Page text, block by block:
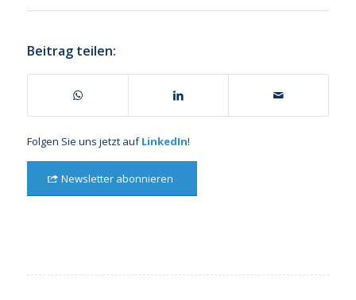
Beitrag teilen:
Folgen Sie uns jetzt aufLinkedIn!
Newsletter abonnieren